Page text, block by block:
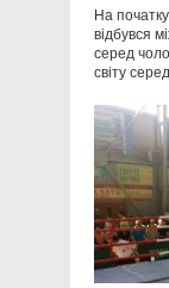
На
відбувся
серед
світу